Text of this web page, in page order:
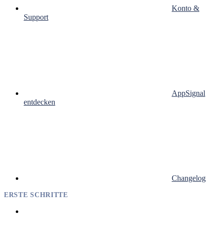
Konto &
Support
AppSignal
entdecken
Changelog
ERSTE SCHRITTE